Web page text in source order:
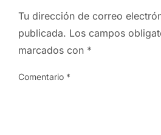
Tu dirección de correo
publicada. Los campos
marcados con *
Comentario *